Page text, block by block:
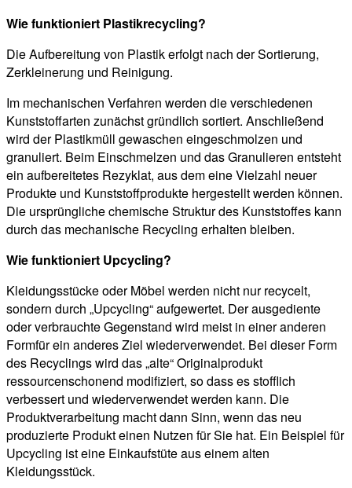
Wie funktioniert Plastikrecycling?
Die Aufbereitung von Plastik erfolgt nach der Sortierung,
Zerkleinerung und Reinigung.
Im mechanischen Verfahren werden die verschiedenen
Kunststoffarten zunächst gründlich sortiert. Anschließend
wird der Plastikmüll gewaschen eingeschmolzen und
granuliert. Beim Einschmelzen und das Granulieren entsteht
ein aufbereitetes Rezyklat, aus dem eine Vielzahl neuer
Produkte und Kunststoffprodukte hergestellt werden können.
Die ursprüngliche chemische Struktur des Kunststoffes kann
durch das mechanische Recycling erhalten bleiben.
Wie funktioniert Upcycling?
Kleidungsstücke oder Möbel werden nicht nur recycelt,
sondern durch „Upcycling“ aufgewertet. Der ausgediente
oder verbrauchte Gegenstand wird meist in einer anderen
Formfür ein anderes Ziel wiederverwendet. Bei dieser Form
des Recyclings wird das „alte“ Originalprodukt
ressourcenschonend modifiziert, so dass es stofflich
verbessert und wiederverwendet werden kann. Die
Produktverarbeitung macht dann Sinn, wenn das neu
produzierte Produkt einen Nutzen für Sie hat. Ein Beispiel für
Upcycling ist eine Einkaufstüte aus einem alten
Kleidungsstück.